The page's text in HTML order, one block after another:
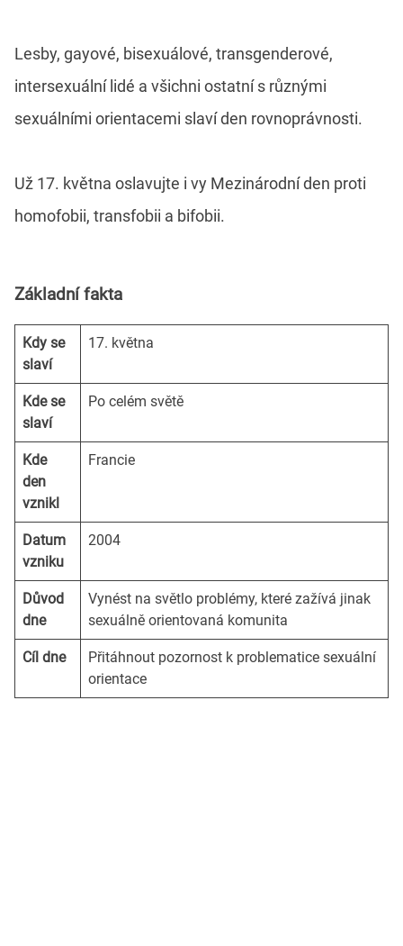
Lesby, gayové, bisexuálové, transgenderové,
intersexuální lidé a všichni ostatní s různými
sexuálními orientacemi slaví den rovnoprávnosti.
Už 17. května oslavujte i vy Mezinárodní den proti
homofobii, transfobii a bifobii.
Základní fakta
Kdy se
slaví
17. května
Kde se
slaví
Po celém světě
Kde
den
vznikl
Francie
Datum
vzniku
2004
Důvod
dne
Vynést na světlo problémy, které zažívá jinak
sexuálně orientovaná komunita
Cíl dne
Přitáhnout pozornost k problematice sexuální
orientace